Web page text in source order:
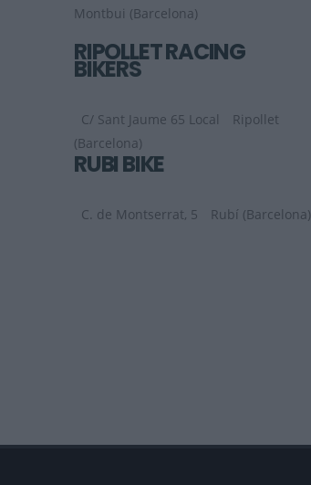
Montbui (Barcelona)
RIPOLLET RACING
BIKERS
C/ Sant Jaume 65 Local
Ripollet
(Barcelona)
RUBI BIKE
C. de Montserrat, 5 Rubí (Barcelona)